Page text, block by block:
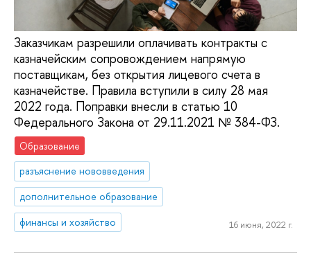
Заказчикам разрешили оплачивать контракты с
казначейским сопровождением напрямую
поставщикам, без открытия лицевого счета в
казначействе. Правила вступили в силу 28 мая
2022 года. Поправки внесли в статью 10
Федерального Закона от 29.11.2021 № 384-ФЗ.
Образование
разъяснение нововведения
дополнительное образование
финансы и хозяйство
16 июня, 2022 г.